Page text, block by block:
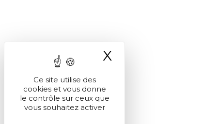
Ce site utilise des
cookies et vous donne
le contrôle sur ceux que
vous souhaitez activer
X